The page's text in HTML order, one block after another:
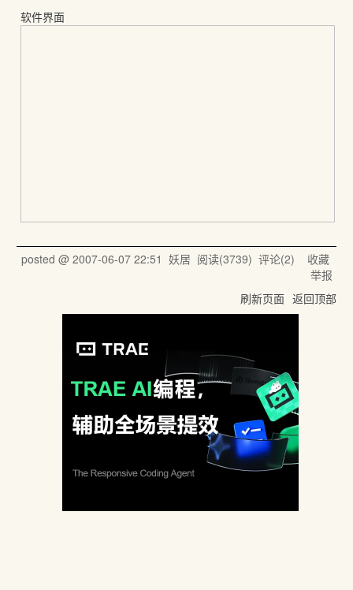
软件界面
posted @ 2007-06-07 22:51 妖居 阅读(3739) 评论(2) 收藏
举报
刷新页面 返回顶部